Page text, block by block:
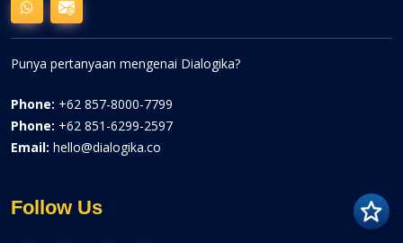
Punya pertanyaan mengenai Dialogika?
Phone: +62 857-8000-7799
Phone: +62 851-6299-2597
Email: hello@dialogika.co
Follow Us